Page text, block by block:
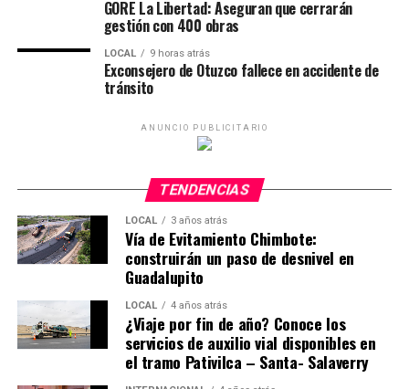
GORE La Libertad: Aseguran que cerrarán
gestión con 400 obras
LOCAL 9 horas atrás
Exconsejero de Otuzco fallece en accidente de
tránsito
ANUNCIO PUBLICITARIO
TENDENCIAS
LOCAL 3 años atrás
Vía de Evitamiento Chimbote:
construirán un paso de desnivel en
Guadalupito
LOCAL 4 años atrás
¿Viaje por fin de año? Conoce los
servicios de auxilio vial disponibles en
el tramo Pativilca – Santa- Salaverry